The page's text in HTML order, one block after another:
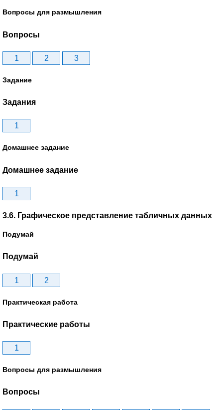
Вопросы для размышления
Вопросы
1 2 3
Задание
Задания
1
Домашнее задание
Домашнее задание
1
3.6. Графическое представление табличных данных
Подумай
Подумай
1 2
Практическая работа
Практические работы
1
Вопросы для размышления
Вопросы